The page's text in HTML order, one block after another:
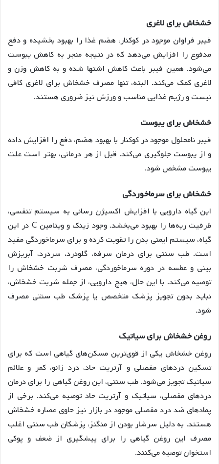
خشخاش برای لاغری
فیبر فراوان موجود در کوکنار، هضم غذا را بهبود بخشیده و دفع
مدفوع را افزایش می‌دهد که در نتیجه منجر به کاهش یبوست
می‌شود. همین فیبر باعث کاهش اشتها شده و به کاهش وزن و
لاغری کمک می‌کند. البته، تنها مصرف خشخاش برای لاغری کافی
نیست و رژیم غذایی مناسب و ورزش نیز ضروری هستند.
خشخاش برای یبوست
فیبر نامحلول موجود در کوکنار با بهبود هضم، دفع را افزایش داده
و از یبوست جلوگیری می‌کند. قبل از هر درمانی، بهتر است علت
یبوست مشخص شود.
خشخاش برای سرماخوردگی
این گیاه دارویی با افزایش اکسیژن رسانی به سیستم تنفسی،
ظرفیت ریه‌ها را بهبود می‌بخشد. وجود زینک و ویتامین C در این
گیاه، سیستم ایمنی بدن را تقویت کرده و برای سرماخوردگی مفید
است. طب سنتی برای درمان سرفه، گلودرد، سردرد، آبریزش
بینی و عطسه در دوره سرماخوردگی، مصرف شربت خشخاش را
توصیه می‌کند. با این حال، هیچ دارویی، از جمله شربت خشخاش،
نباید بدون تجویز پزشک متخصص یا پزشک طب سنتی مصرف
شود.
روغن خشخاش برای سیاتیک
روغن خشخاش یکی از قوی‌ترین مسکن‌های گیاهی است که برای
تسکین دردهای مفصلی و آرتریت حاد، درد زانو، کمر و علائم
سیاتیک تجویز می‌شود. طب سنتی، این روغن گیاهی را برای درمان
دردهای مفصلی، سیاتیک و آرتریت حاد توصیه می‌کند. برخی از
پمادهای ضد درد مفصلی موجود در بازار نیز حاوی عصاره خشخاش
هستند. به دلیل سرشار بودن از منگنز، پزشکان طب سنتی اغلب
مصرف این روغن گیاهی را برای پیشگیری از ضعف و پوکی
استخوان توصیه می‌کنند.